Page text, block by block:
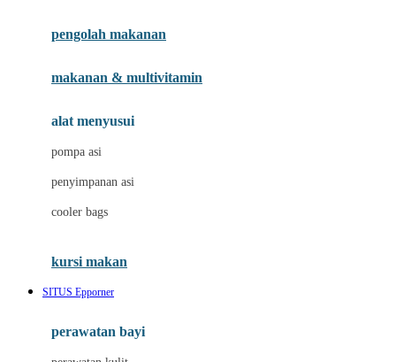
Joolz
Leclerc
Lee Vierra
Lillebaby
Little Bird Told Me
pengolah makanan
makanan & multivitamin
alat menyusui
pompa asi
penyimpanan asi
cooler bags
kursi makan
SITUS Epporner
perawatan bayi